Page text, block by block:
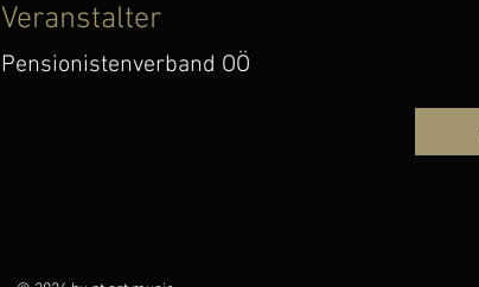
Veranstalter
Pensionistenverband OÖ